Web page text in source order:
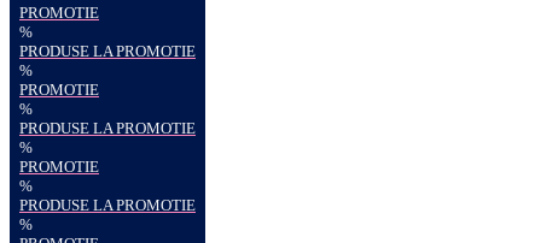
PROMOTIE
%
PRODUSE LA PROMOTIE
%
PROMOTIE
%
PRODUSE LA PROMOTIE
%
PROMOTIE
%
PRODUSE LA PROMOTIE
%